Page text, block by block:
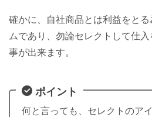
確かに、自社商品とは利益をと
ムであり、勿論セレクトして仕
事が出来ます。
ポイント
何と言っても、セレクトのア